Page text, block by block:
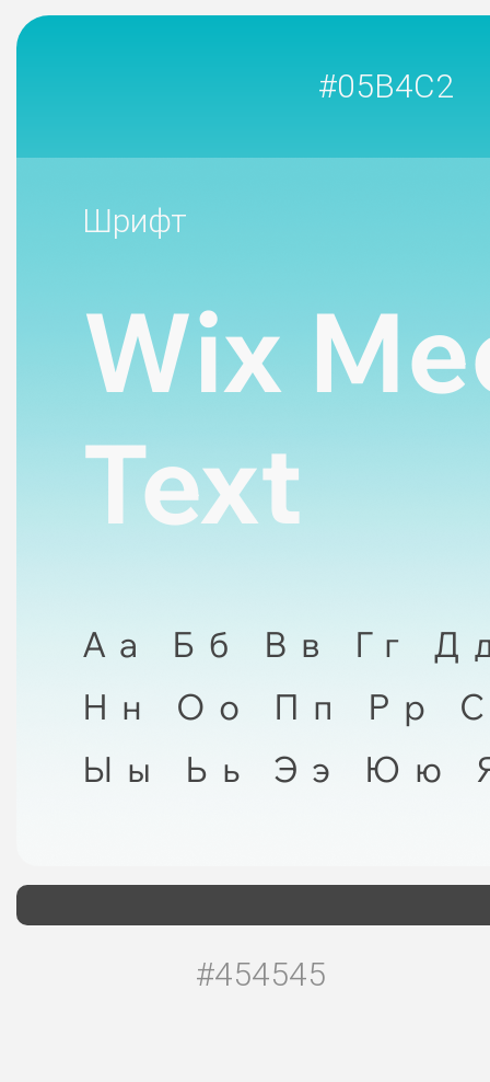
#05B4C2
Шрифт
Wix
Text
Аа Бб Вв Гг
Нн Оо Пп Рр
Ыы Ьь Ээ Юю
#454545